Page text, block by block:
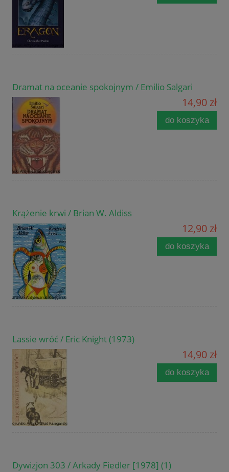
Dramat na oceanie spokojnym / Emilio Salgari
14,90 zł
do koszyka
Krążenie krwi / Brian W. Aldiss
12,90 zł
do koszyka
Lassie wróć / Eric Knight (1973)
14,90 zł
do koszyka
Dywizjon 303 / Arkady Fiedler [1978] (1)